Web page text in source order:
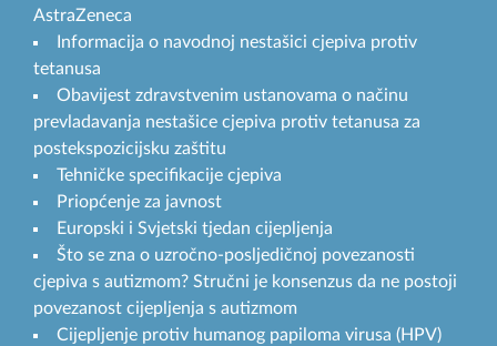
AstraZeneca
Informacija o navodnoj nestašici cjepiva protiv
tetanusa
Obavijest zdravstvenim ustanovama o načinu
prevladavanja nestašice cjepiva protiv tetanusa za
postekspozicijsku zaštitu
Tehničke specifikacije cjepiva
Priopćenje za javnost
Europski i Svjetski tjedan cijepljenja
Što se zna o uzročno-posljedičnoj povezanosti
cjepiva s autizmom? Stručni je konsenzus da ne postoji
povezanost cijepljenja s autizmom
Cijepljenje protiv humanog papiloma virusa (HPV)